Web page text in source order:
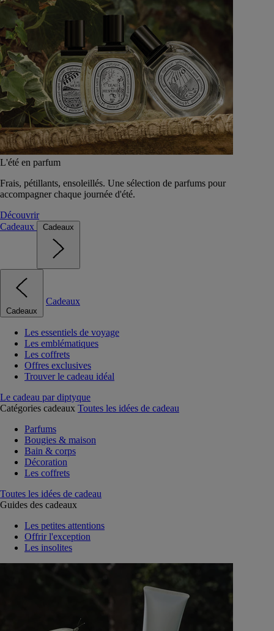
L'été en parfum
Frais, pétillants, ensoleillés. Une sélection de parfums pour
accompagner chaque journée d'été.
Découvrir
Cadeaux
Cadeaux
Cadeaux
Cadeaux
Les essentiels de voyage
Les emblématiques
Les coffrets
Offres exclusives
Trouver le cadeau idéal
Le cadeau par diptyque
Catégories cadeaux Toutes les idées de cadeau
Parfums
Bougies & maison
Bain & corps
Décoration
Les coffrets
Toutes les idées de cadeau
Guides des cadeaux
Les petites attentions
Offrir l'exception
Les insolites